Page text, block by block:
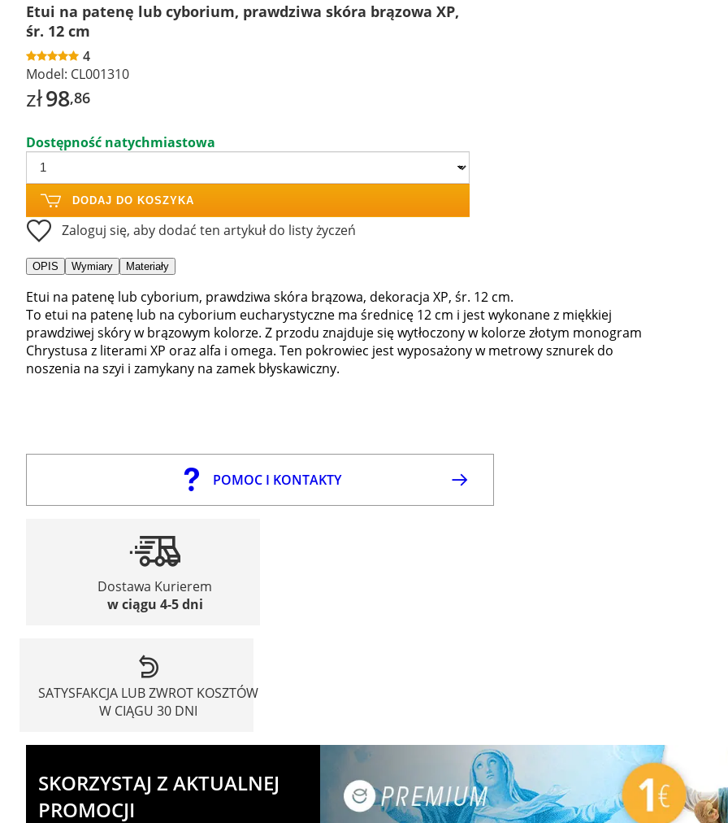
Etui na patenę lub cyborium, prawdziwa skóra brązowa XP,
śr. 12 cm
4
Model: CL001310
zł98,86
Dostępność natychmiastowa
DODAJ DO KOSZYKA
Zaloguj się, aby dodać ten artykuł do listy życzeń
OPIS Wymiary Materiały
Etui na patenę lub cyborium, prawdziwa skóra brązowa, dekoracja XP, śr. 12 cm.
To etui na patenę lub na cyborium eucharystyczne ma średnicę 12 cm i jest wykonane z miękkiej
prawdziwej skóry w brązowym kolorze. Z przodu znajduje się wytłoczony w kolorze złotym monogram
Chrystusa z literami XP oraz alfa i omega. Ten pokrowiec jest wyposażony w metrowy sznurek do
noszenia na szyi i zamykany na zamek błyskawiczny.
POMOC I KONTAKTY
Dostawa Kurierem
w ciągu 4-5 dni
SATYSFAKCJA LUB ZWROT KOSZTÓW
W CIĄGU 30 DNI
SKORZYSTAJ Z AKTUALNEJ
PROMOCJI